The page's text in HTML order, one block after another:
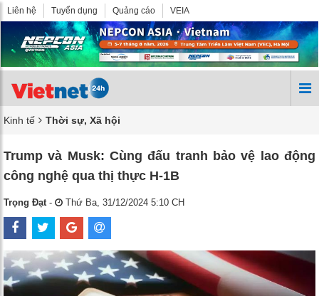
Liên hệ Tuyển dụng Quảng cáo VEIA
Kinh tế Thời sự, Xã hội
Trump và Musk: Cùng đấu tranh bảo vệ lao động
công nghệ qua thị thực H-1B
Trọng Đạt - Thứ Ba, 31/12/2024 5:10 CH